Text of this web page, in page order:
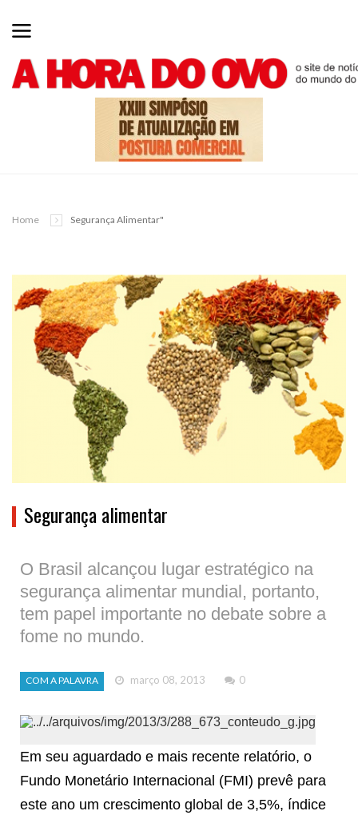
Home Segurança Alimentar"
Segurança alimentar
O Brasil alcançou lugar estratégico na
segurança alimentar mundial, portanto,
tem papel importante no debate sobre a
fome no mundo.
COM A PALAVRA março 08, 2013 0
Em seu aguardado e mais recente relatório, o
Fundo Monetário Internacional (FMI) prevê para
este ano um crescimento global de 3,5%, índice